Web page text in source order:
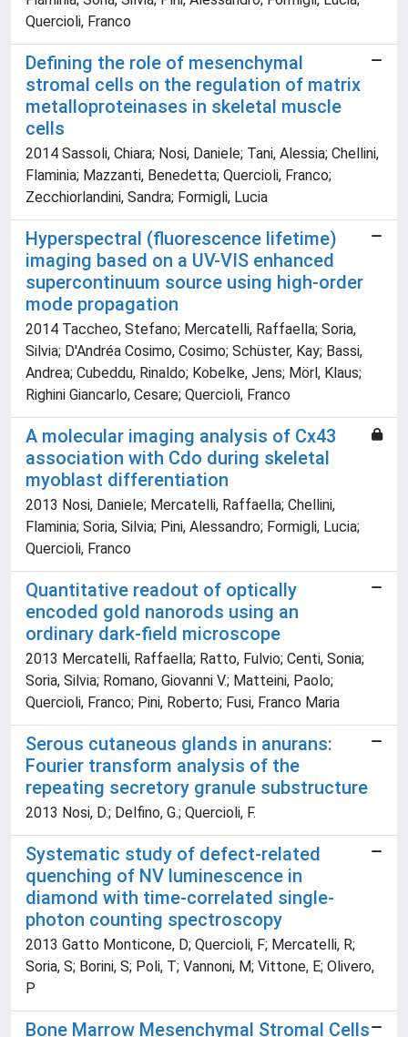
Quercioli, Franco
Defining the role of mesenchymal
stromal cells on the regulation of matrix
metalloproteinases in skeletal muscle
cells
2014 Sassoli, Chiara; Nosi, Daniele; Tani, Alessia; Chellini,
Flaminia; Mazzanti, Benedetta; Quercioli, Franco;
Zecchiorlandini, Sandra; Formigli, Lucia
Hyperspectral (fluorescence lifetime)
imaging based on a UV-VIS enhanced
supercontinuum source using high-order
mode propagation
2014 Taccheo, Stefano; Mercatelli, Raffaella; Soria,
Silvia; D'Andréa Cosimo, Cosimo; Schüster, Kay; Bassi,
Andrea; Cubeddu, Rinaldo; Kobelke, Jens; Mörl, Klaus;
Righini Giancarlo, Cesare; Quercioli, Franco
A molecular imaging analysis of Cx43
association with Cdo during skeletal
myoblast differentiation
2013 Nosi, Daniele; Mercatelli, Raffaella; Chellini,
Flaminia; Soria, Silvia; Pini, Alessandro; Formigli, Lucia;
Quercioli, Franco
Quantitative readout of optically
encoded gold nanorods using an
ordinary dark-field microscope
2013 Mercatelli, Raffaella; Ratto, Fulvio; Centi, Sonia;
Soria, Silvia; Romano, Giovanni V.; Matteini, Paolo;
Quercioli, Franco; Pini, Roberto; Fusi, Franco Maria
Serous cutaneous glands in anurans:
Fourier transform analysis of the
repeating secretory granule substructure
2013 Nosi, D.; Delfino, G.; Quercioli, F.
Systematic study of defect-related
quenching of NV luminescence in
diamond with time-correlated single-
photon counting spectroscopy
2013 Gatto Monticone, D; Quercioli, F; Mercatelli, R;
Soria, S; Borini, S; Poli, T; Vannoni, M; Vittone, E; Olivero,
P
Bone Marrow Mesenchymal Stromal Cells